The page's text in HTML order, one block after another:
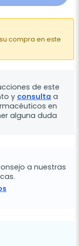
compra en este
de este
y consulta a
en
alguna duda
a nuestras